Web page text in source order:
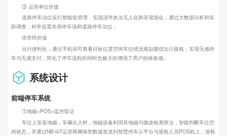
③ 运营单位价值
道路停车泊位实行智能化管理，实现违停执法无人化和非现场化；通过大数据分析和实
际调查，科学设置布局停车场和道路停车泊位；
④市民价值
出行便利化，通过手机却可查看目标位置空闲车位情况规划最优出行路线；实现无感停
车与无感支付，简化了停车流程的同时也极大的增强了用户的体验感。
系统设计
前端停车系统
①地磁+POS+监控取证
车位上安装地磁，车辆出入时，地磁设备利用其地磁与微波检测算法，智能判断车位空
闲状态，并通过NB-IoT运营商网络把数据发送到智慧停车云平台与巡检人员POS机上，巡检